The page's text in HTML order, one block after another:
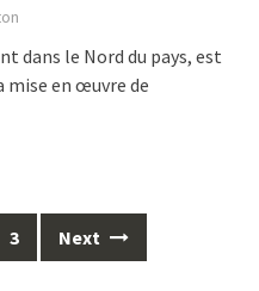
dans le Nord du pays, est
mise en œuvre de
3 Next